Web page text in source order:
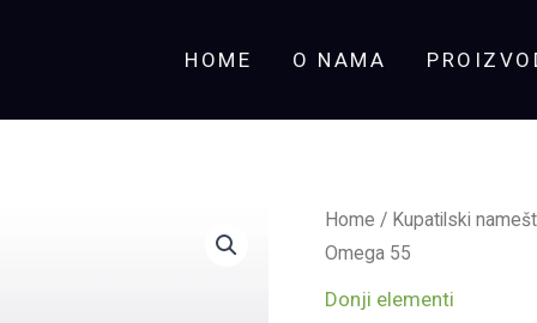
HOME O NAMA
Home / Kupatilski
Omega 55
Donji elementi
Kupatilski
ormar
sa